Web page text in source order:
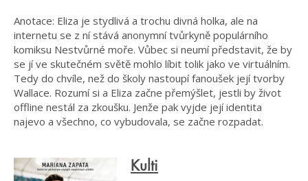
Anotace: Eliza je stydlivá a trochu divná holka, ale na
internetu se z ní stává anonymní tvůrkyně populárního
komiksu Nestvůrné moře. Vůbec si neumí představit, že by
se jí ve skutečném světě mohlo líbit tolik jako ve virtuálním.
Tedy do chvíle, než do školy nastoupí fanoušek její tvorby
Wallace. Rozumí si a Eliza začne přemýšlet, jestli by život
offline nestál za zkoušku. Jenže pak vyjde její identita
najevo a všechno, co vybudovala, se začne rozpadat.
Kulti